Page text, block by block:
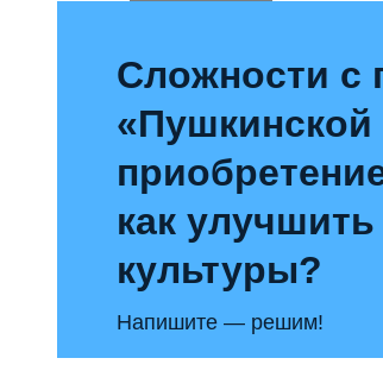
Сложности с
как
культуры?
Напишите — решим!